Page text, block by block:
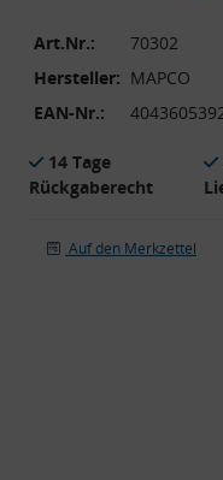
Art.Nr.:
70302
Hersteller: MAPCO
EAN-Nr.:
14 Tage
Rückgaberecht
Auf den Merkzettel